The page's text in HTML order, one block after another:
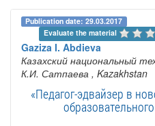
Publication date: 29.03.2017
Evaluate the material
Gaziza I. Abdieva
Казахский национальный
К.И. Сатпаева , Kazakhstan
«Педагог-эдвайзер в